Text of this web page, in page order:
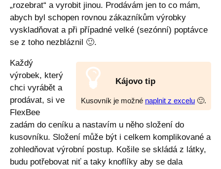
„rozebrat“ a vyrobit jinou. Prodávám jen to co mám,
abych byl schopen rovnou zákazníkům výrobky
vyskladňovat a při případné velké (sezónní) poptávce
se z toho nezbláznil 🙂.
Kájovo tip
Kusovník je možné naplnit z excelu 🙂.
Každý
výrobek, který
chci vyrábět a
prodávat, si ve
FlexBee
zadám do ceníku a nastavím u něho složení do
kusovníku. Složení může být i celkem komplikované a
zohledňovat výrobní postup. Košile se skládá z látky,
budu potřebovat niť a taky knoflíky aby se dala